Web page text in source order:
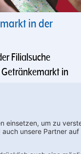
in der
Filialsuche
Getränkemarkt in